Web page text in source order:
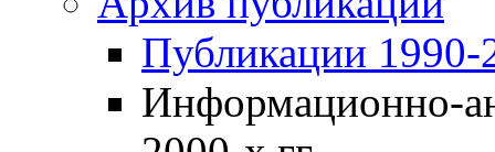
Публикации 1990-
Информационно-